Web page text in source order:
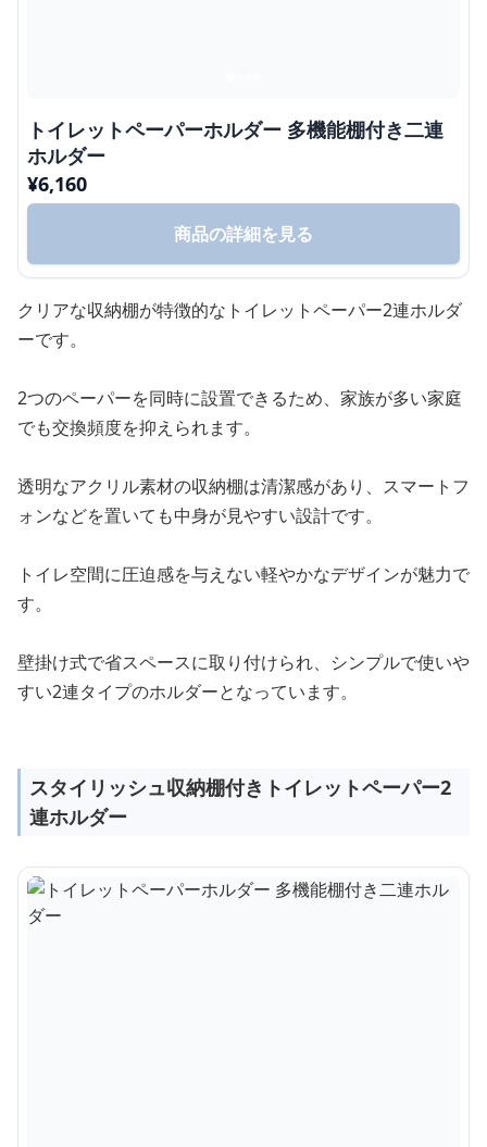
トイレットペーパーホルダー 多機能棚付き二連
ホルダー
¥6,160
商品の詳細を見る
クリアな収納棚が特徴的なトイレットペーパー2連ホルダ
ーです。
2つのペーパーを同時に設置できるため、家族が多い家庭
でも交換頻度を抑えられます。
透明なアクリル素材の収納棚は清潔感があり、スマートフ
ォンなどを置いても中身が見やすい設計です。
トイレ空間に圧迫感を与えない軽やかなデザインが魅力で
す。
壁掛け式で省スペースに取り付けられ、シンプルで使いや
すい2連タイプのホルダーとなっています。
スタイリッシュ収納棚付きトイレットペーパー2
連ホルダー